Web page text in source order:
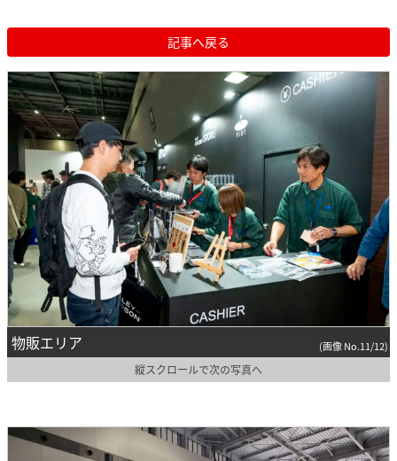
記事へ戻る
物販エリア (画像 No.11/12)
縦スクロールで次の写真へ